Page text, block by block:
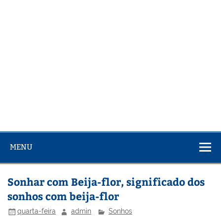
MENU
Sonhar com Beija-flor, significado dos
sonhos com beija-flor
quarta-feira admin Sonhos